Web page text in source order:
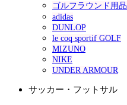
ゴルフラウンド用品
adidas
DUNLOP
le coq sportif GOLF
MIZUNO
NIKE
UNDER ARMOUR
サッカー・フットサル